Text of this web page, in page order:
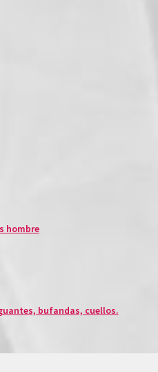
hombre
bufandas, cuellos.